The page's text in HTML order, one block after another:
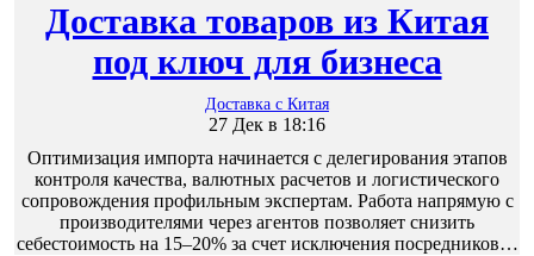
Доставка товаров из Китая
под ключ для бизнеса
Доставка с Китая
27 Дек в 18:16
Оптимизация импорта начинается с делегирования этапов
контроля качества, валютных расчетов и логистического
сопровождения профильным экспертам. Работа напрямую с
производителями через агентов позволяет снизить
себестоимость на 15–20% за счет исключения посредников…